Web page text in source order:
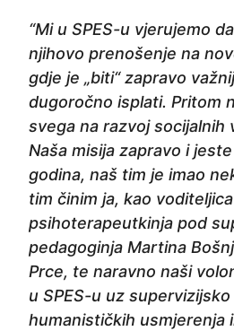
“Mi u SPES-u vjerujemo
njihovo prenošenje na
gdje je „biti“ zapravo
dugoročno isplati. Pritom
svega na razvoj socijalnih
Naša misija zapravo i
godina, naš tim je imao
tim činim ja, kao
psihoterapeutkinja pod
pedagoginja Martina
Prce, te naravno naši
u SPES-u uz
humanističkih usmjerenja